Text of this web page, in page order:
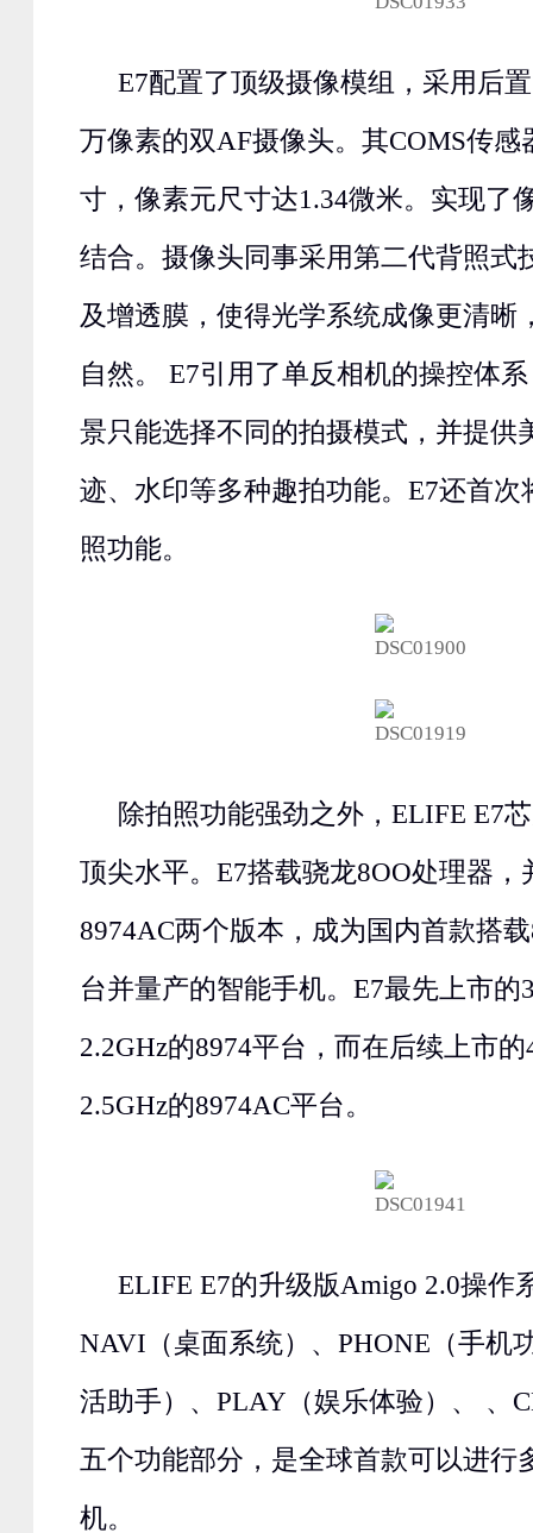
E7配置了顶级摄像模组，采用后
万像素的双AF摄像头。其COMS传感
寸，像素元尺寸达1.34微米。实现了
结合。摄像头同事采用第二代背照式
及增透膜，使得光学系统成像更清晰
自然。 E7引用了单反相机的操控体
景只能选择不同的拍摄模式，并提供
迹、水印等多种趣拍功能。E7还首次
照功能。
除拍照功能强劲之外，ELIFE E7
顶尖水平。E7搭载骁龙8OO处理器，
8974AC两个版本，成为国内首款搭
台并量产的智能手机。E7最先上市的
2.2GHz的8974平台，而在后续上市
2.5GHz的8974AC平台。
ELIFE E7的升级版Amigo 2.0操作
NAVI（桌面系统）、PHONE（手机
活助手）、PLAY（娱乐体验）、 、
五个功能部分，是全球首款可以进行
机。